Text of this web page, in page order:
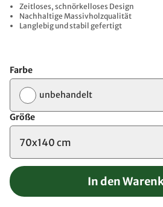
Zeitloses, schnörkelloses Design
Nachhaltige Massivholzqualität
Langlebig und stabil gefertigt
Farbe
unbehandelt
Größe
70x140 cm
In den